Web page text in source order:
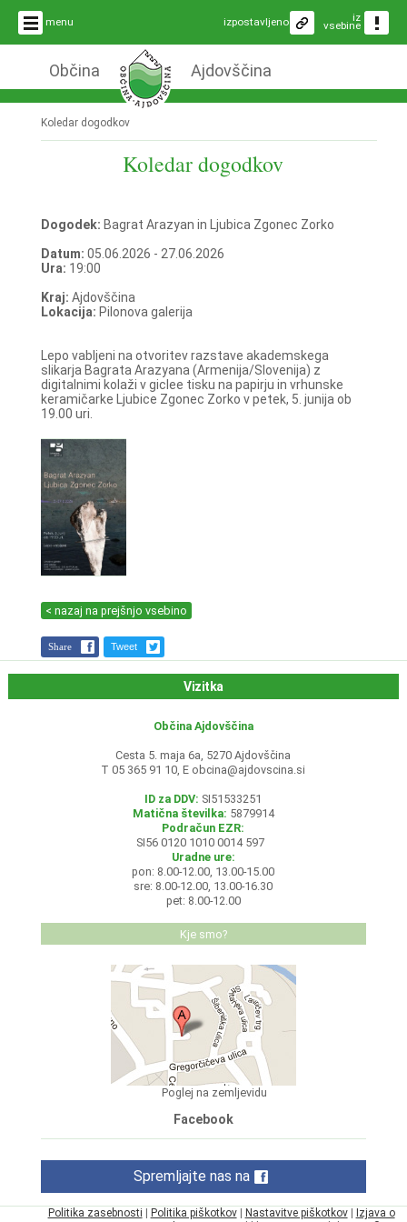
menu iz
vsebine
izpostavljeno
Občina Ajdovščina
Koledar dogodkov
Koledar dogodkov
Dogodek: Bagrat Arazyan in Ljubica Zgonec Zorko
Datum: 05.06.2026 - 27.06.2026
Ura: 19:00
Kraj: Ajdovščina
Lokacija: Pilonova galerija
Lepo vabljeni na otvoritev razstave akademskega
slikarja Bagrata Arazyana (Armenija/Slovenija) z
digitalnimi kolaži v giclee tisku na papirju in vrhunske
keramičarke Ljubice Zgonec Zorko v petek, 5. junija ob
19.00 uri.
< nazaj na prejšnjo vsebino
Share Tweet
Vizitka
Občina Ajdovščina
Cesta 5. maja 6a, 5270 Ajdovščina
T 05 365 91 10, E obcina@ajdovscina.si
ID za DDV: SI51533251
Matična številka: 5879914
Podračun EZR:
SI56 0120 1010 0014 597
Uradne ure:
pon: 8.00-12.00, 13.00-15.00
sre: 8.00-12.00, 13.00-16.30
pet: 8.00-12.00
Kje smo?
Poglej na zemljevidu
Facebook
Spremljajte nas na
Politika zasebnosti Politika piškotkov| Nastavitve piškotkov|
Izjava o